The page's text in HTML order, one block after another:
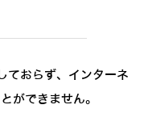
ておらず、インターネ
ができません。